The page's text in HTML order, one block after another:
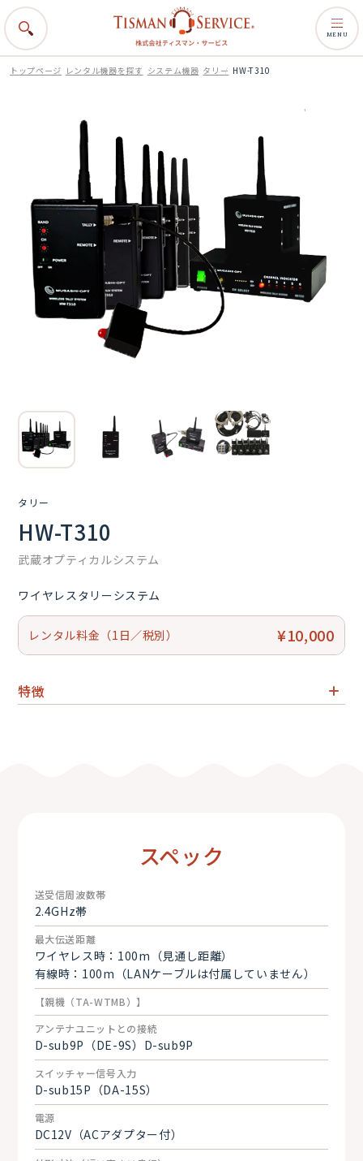
MENU
トップページ レンタル機器を探す システム機器 タリー HW-T310
タリー
HW-T310
武蔵オプティカルシステム
ワイヤレスタリーシステム
レンタル料金（1日／税別） ¥10,000
特徴
スペック
送受信周波数帯
2.4GHz帯
最大伝送距離
ワイヤレス時：100m（見通し距離）
有線時：100m（LANケーブルは付属していません）
【親機（TA-WTMB）】
アンテナユニットとの接続
D-sub9P（DE-9S）D-sub9P
スイッチャー信号入力
D-sub15P（DA-15S）
電源
DC12V（ACアダプター付）